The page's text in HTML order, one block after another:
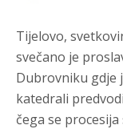
Tijelovo,
svečano je
Dubrovniku gdje
katedrali
čega se